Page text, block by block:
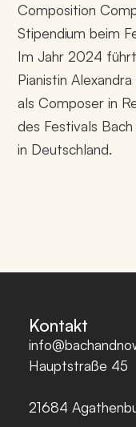
Composition
Stipendium beim
Im Jahr 2024
Pianistin
als Composer in
des Festivals
in Deutschland.
Kontakt
Hauptstraße 45
21684